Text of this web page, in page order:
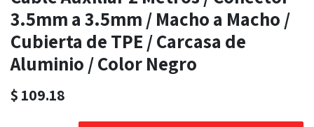
3.5mm a 3.5mm / Macho a Macho /
Cubierta de TPE / Carcasa de
Aluminio / Color Negro
$ 109.18